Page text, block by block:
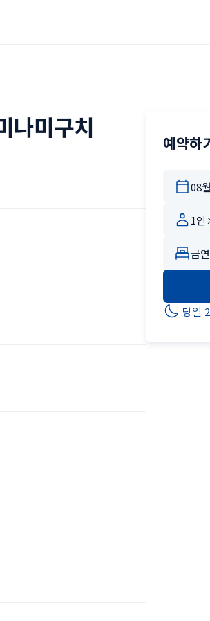
나미구치
예약하
당일